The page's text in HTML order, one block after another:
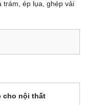
trám, ép lụa, ghép vải
cho nội thất